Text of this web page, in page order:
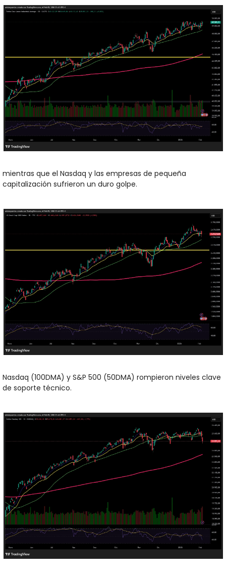
mientras que el Nasdaq y las empresas de pequeña
capitalización sufrieron un duro golpe.
Nasdaq (100DMA) y S&P 500 (50DMA) rompieron niveles clave
de soporte técnico.